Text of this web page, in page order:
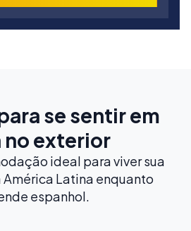
se sentir em
no exterior
ideal para viver sua
Latina enquanto
espanhol.